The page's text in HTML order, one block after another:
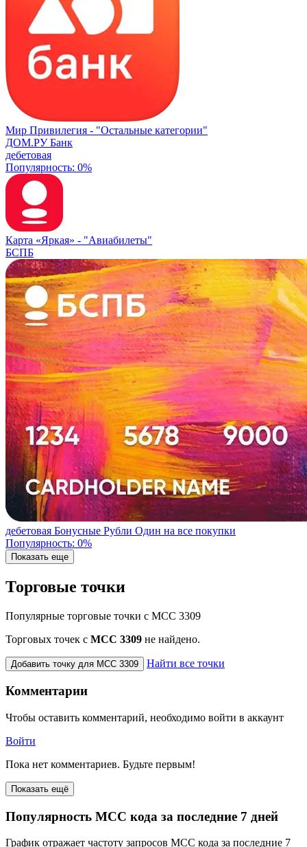
Мир Привилегия - "Остальные категории"
ДОМ.РУ Банк
дебетовая
Популярность: 0%
Карта «Яркая» - "Авиабилеты"
БСПБ
дебетовая Бонусные Рубли Один на все покупки
Популярность: 0%
Показать еще
Торговые точки
Популярные торговые точки с MCC 3309
Торговых точек с МСС 3309 не найдено.
Добавить точку для MCC 3309 Найти все точки
Комментарии
Чтобы оставить комментарий, необходимо войти в аккаунт
Войти
Пока нет комментариев. Будьте первым!
Показать ещё
Популярность MCC кода за последние 7 дней
График отражает частоту запросов MCC кода за последние 7